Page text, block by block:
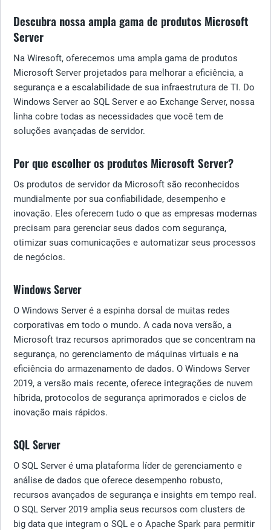
Descubra nossa ampla gama de produtos Microsoft
Server
Na Wiresoft, oferecemos uma ampla gama de produtos
Microsoft Server projetados para melhorar a eficiência, a
segurança e a escalabilidade de sua infraestrutura de TI. Do
Windows Server ao SQL Server e ao Exchange Server, nossa
linha cobre todas as necessidades que você tem de
soluções avançadas de servidor.
Por que escolher os produtos Microsoft Server?
Os produtos de servidor da Microsoft são reconhecidos
mundialmente por sua confiabilidade, desempenho e
inovação. Eles oferecem tudo o que as empresas modernas
precisam para gerenciar seus dados com segurança,
otimizar suas comunicações e automatizar seus processos
de negócios.
Windows Server
O Windows Server é a espinha dorsal de muitas redes
corporativas em todo o mundo. A cada nova versão, a
Microsoft traz recursos aprimorados que se concentram na
segurança, no gerenciamento de máquinas virtuais e na
eficiência do armazenamento de dados. O Windows Server
2019, a versão mais recente, oferece integrações de nuvem
híbrida, protocolos de segurança aprimorados e ciclos de
inovação mais rápidos.
SQL Server
O SQL Server é uma plataforma líder de gerenciamento e
análise de dados que oferece desempenho robusto,
recursos avançados de segurança e insights em tempo real.
O SQL Server 2019 amplia seus recursos com clusters de
big data que integram o SQL e o Apache Spark para permitir